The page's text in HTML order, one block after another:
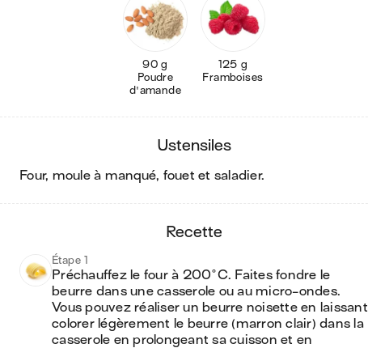
90 g
Poudre
d'amande
125 g
Framboises
ustensiles
four, moule à manqué, fouet et saladier.
recette
Étape 1
Préchauffez le four à 200°C. Faites fondre le
beurre dans une casserole ou au micro-ondes.
Vous pouvez réaliser un beurre noisette en laissant
colorer légèrement le beurre (marron clair) dans la
casserole en prolongeant sa cuisson et en